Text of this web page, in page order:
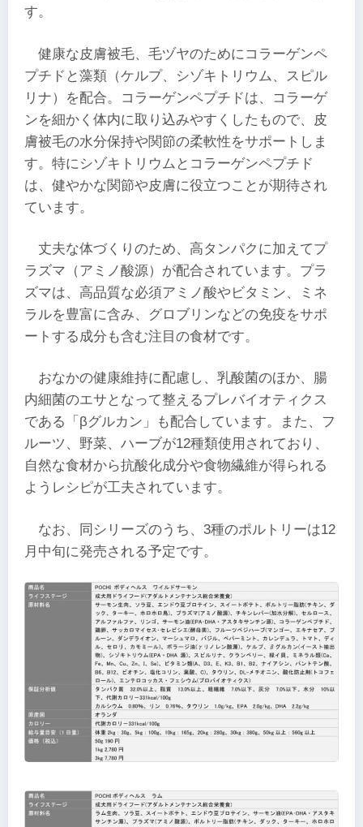
す。
健康な皮膚被毛、毛ヅヤのためにコラーゲンペ
プチドと藻類（ケルプ、シゾキトリウム、スピル
リナ）を配合。コラーゲンペプチドは、コラーゲ
ンを細かく体内に取り込みやすくしたもので、皮
膚被毛の水分保持や関節の柔軟性をサポートしま
す。特にシゾキトリウムとコラーゲンペプチド
は、健やかな関節や皮膚に役立つことが期待され
ています。
丈夫な体づくりのため、高タンパクに加えてプ
ラズマ（アミノ酸源）が配合されています。プラ
ズマは、高品質な必須アミノ酸やビタミン、ミネ
ラルを豊富に含み、グロブリンなどの免疫をサポ
ートする成分も含む注目の食材です。
おなかの健康維持に配慮し、乳酸菌のほか、腸
内細菌のエサとなって整えるプレバイオティクス
である「βグルカン」も配合しています。また、フ
ルーツ、野菜、ハーブが12種類使用されており、
自然な食材から抗酸化成分や食物繊維が得られる
ようレシピが工夫されています。
なお、同シリーズのうち、3種のポルトリーは12
月中旬に発売される予定です。